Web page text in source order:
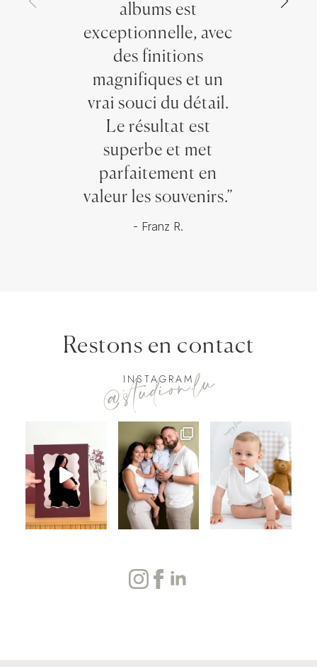
albums est
exceptionnelle, avec
des finitions
magnifiques et un
vrai souci du détail.
Le résultat est
superbe et met
parfaitement en
valeur les souvenirs.”
- Franz R.
Restons en contact
INSTAGRAM
@studion.lu